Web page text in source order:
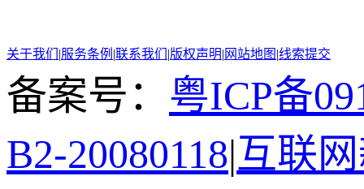
关于我们 |服务条例 |联系我们 |版权声明| 网站地图 |线索提交
备案号： 粤ICP备
B2-20080118|互联